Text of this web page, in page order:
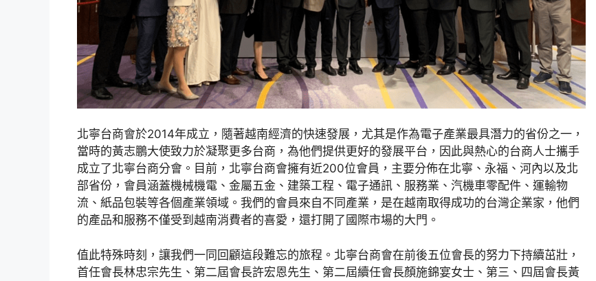
北寧台商會於2014年成立，隨著越南經濟的快速發展，尤其是作為電子產業最具潛力的省份之一，
當時的黃志鵬大使致力於凝聚更多台商，為他們提供更好的發展平台，因此與熱心的台商人士攜手
成立了北寧台商分會。目前，北寧台商會擁有近200位會員，主要分佈在北寧、永福、河內以及北
部省份，會員涵蓋機械機電、金屬五金、建築工程、電子通訊、服務業、汽機車零配件、運輸物
流、紙品包裝等各個產業領域。我們的會員來自不同產業，是在越南取得成功的台灣企業家，他們
的產品和服務不僅受到越南消費者的喜愛，還打開了國際市場的大門。
值此特殊時刻，讓我們一同回顧這段難忘的旅程。北寧台商會在前後五位會長的努力下持續茁壯，
首任會長林忠宗先生、第二屆會長許宏恩先生、第二屆續任會長顏施錦宴女士、第三、四屆會長黃